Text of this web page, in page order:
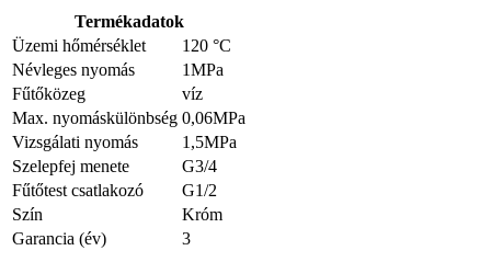
Termékadatok
Üzemi hőmérséklet
120 °C
Névleges nyomás
1MPa
Fűtőközeg
víz
Max. nyomáskülönbség 0,06MPa
Vizsgálati nyomás
1,5MPa
Szelepfej menete
G3/4
Fűtőtest csatlakozó
G1/2
Szín
Króm
Garancia (év)
3